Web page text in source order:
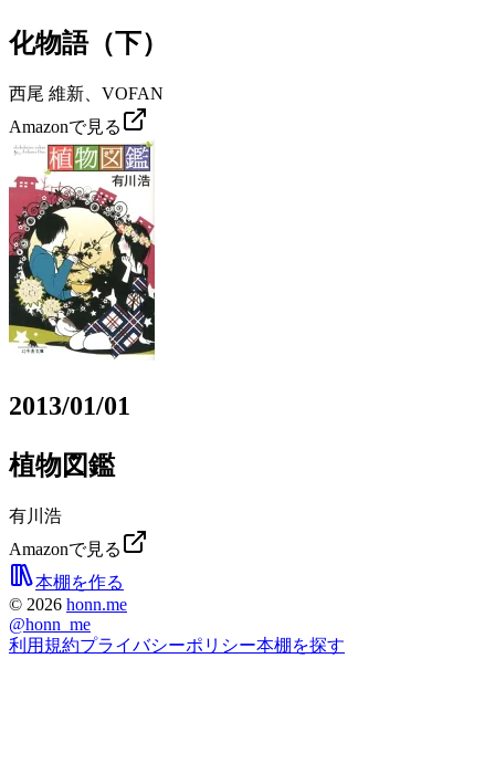
化物語（下）
西尾 維新、VOFAN
Amazonで見る
2013/01/01
植物図鑑
有川浩
Amazonで見る
本棚を作る
© 2026 honn.me
@honn_me
利用規約プライバシーポリシー本棚を探す